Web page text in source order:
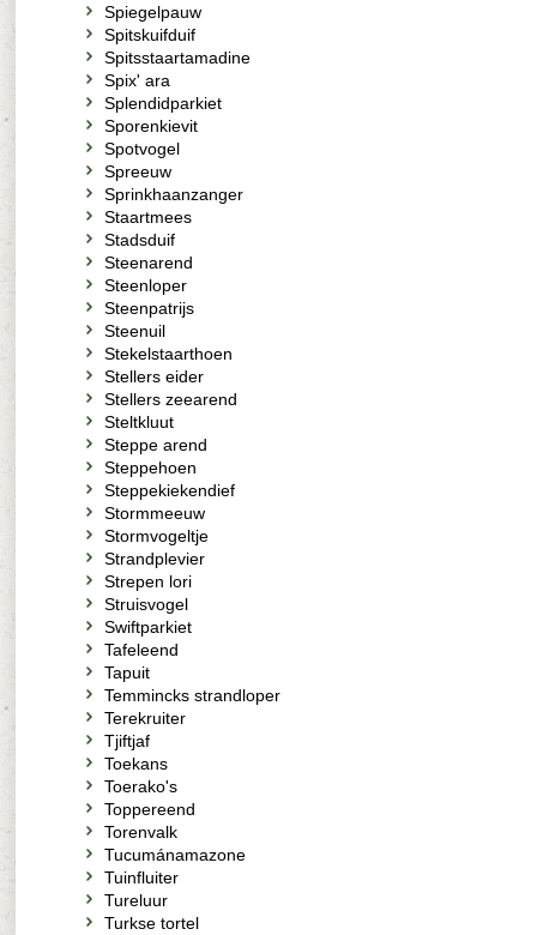
Spiegelpauw
Spitskuifduif
Spitsstaartamadine
Spix' ara
Splendidparkiet
Sporenkievit
Spotvogel
Spreeuw
Sprinkhaanzanger
Staartmees
Stadsduif
Steenarend
Steenloper
Steenpatrijs
Steenuil
Stekelstaarthoen
Stellers eider
Stellers zeearend
Steltkluut
Steppe arend
Steppehoen
Steppekiekendief
Stormmeeuw
Stormvogeltje
Strandplevier
Strepen lori
Struisvogel
Swiftparkiet
Tafeleend
Tapuit
Temmincks strandloper
Terekruiter
Tjiftjaf
Toekans
Toerako's
Toppereend
Torenvalk
Tucumánamazone
Tuinfluiter
Tureluur
Turkse tortel